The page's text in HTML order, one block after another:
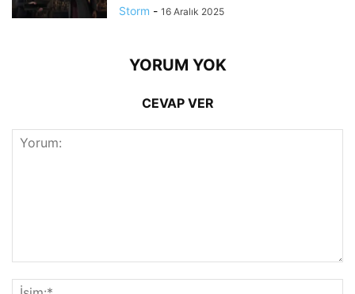
Storm - 16 Aralık 2025
YORUM YOK
CEVAP VER